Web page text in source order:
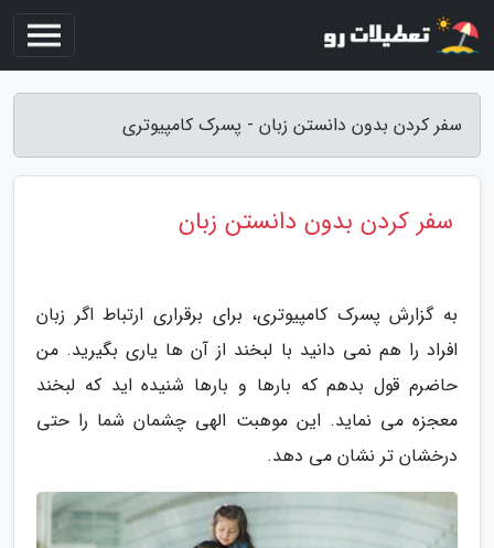
سفر کردن بدون دانستن زبان - پسرک کامپیوتری
سفر کردن بدون دانستن زبان
به گزارش پسرک کامپیوتری، برای برقراری ارتباط اگر زبان
افراد را هم نمی دانید با لبخند از آن ها یاری بگیرید. من
حاضرم قول بدهم که بارها و بارها شنیده اید که لبخند
معجزه می نماید. این موهبت الهی چشمان شما را حتی
درخشان تر نشان می دهد.